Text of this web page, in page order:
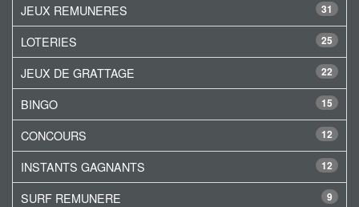
31
JEUX REMUNERES
25
LOTERIES
22
JEUX DE GRATTAGE
15
BINGO
12
CONCOURS
12
INSTANTS GAGNANTS
9
SURF REMUNERE